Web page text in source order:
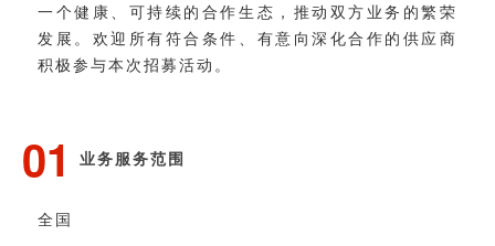
一个健康、可持续的合作生态，推动双方业务的繁荣
发展。欢迎所有符合条件、有意向深化合作的供应商
积极参与本次招募活动。
01 业务服务范围
全国